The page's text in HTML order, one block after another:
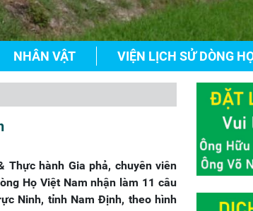
NHÂN VẬT VIỆN LỊCH SỬ DÒNG
Thực hành Gia phả, chuyên viên
Họ Việt Nam nhận làm 11 câu
Ninh, tỉnh Nam Định, theo hình